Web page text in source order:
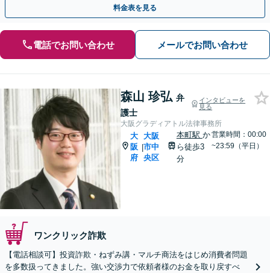
料金表を見る
電話でお問い合わせ メールでお問い合わせ
森山 珍弘 弁
護士
インタビューを
見る
大阪グラディアトル法律事務所
大
阪
府
|
大阪
市中
央区
本町駅 か
ら徒歩3
分
営業時間：00:00
~23:59（平日）
ワンクリック詐欺
【電話相談可】投資詐欺・ねずみ講・マルチ商法をはじめ消費者問題
を多数扱ってきました。強い交渉力で依頼者様のお金を取り戻すべ